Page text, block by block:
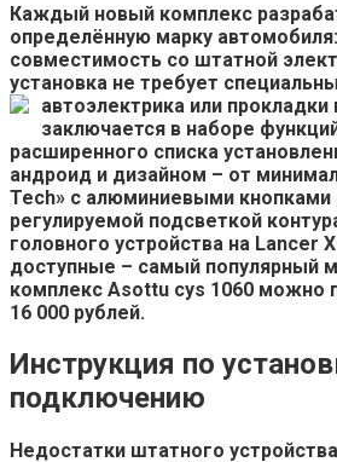
Каждый новый комплекс
определённую марку
совместимость со штатной
установка не требует
автоэлектрика или прокладки
заключается в наборе
расширенного списка
андроид и дизайном – от
Tech» с алюминиевыми
регулируемой подсветкой
головного устройства на Lancer
доступные – самый популярный
комплекс Asottu сys 1060 можно
16 000 рублей.
Инструкция по
подключению
Недостатки штатного